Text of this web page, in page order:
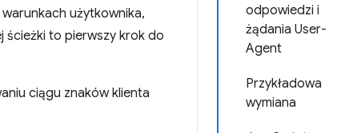
odpowiedzi i
żądania User-
Agent
Przykładowa
wymiana
użytkownika,
ścieżki to pierwszy krok do
ciągu znaków klienta